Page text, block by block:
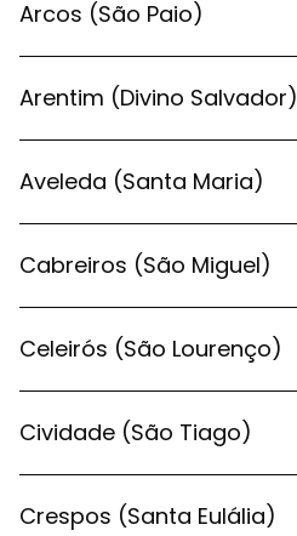
Arcos (São Paio)
Arentim (Divino Salvador)
Aveleda (Santa Maria)
Cabreiros (São Miguel)
Celeirós (São Lourenço)
Cividade (São Tiago)
Crespos (Santa Eulália)